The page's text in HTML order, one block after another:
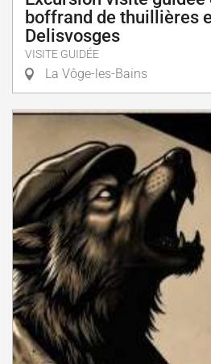
boffrand de thuillières
Delisvosges
VISITE GUIDÉE
La Vôge-les-Bains